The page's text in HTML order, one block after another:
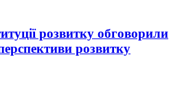
розвитку обговорили
розвитку